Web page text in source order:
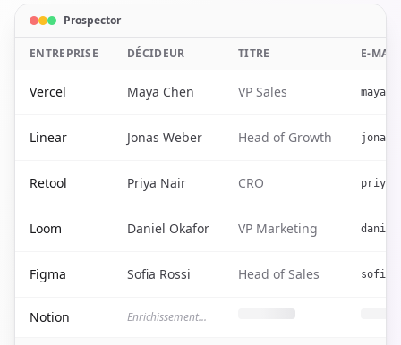
Prospector
ENTREPRISE DÉCIDEUR TITRE E-
Vercel Maya Chen VP Sales
Linear Jonas Weber Head of Growth
Retool Priya Nair CRO
Loom Daniel Okafor VP Marketing
Figma Sofia Rossi Head of Sales
Notion Enrichissement...